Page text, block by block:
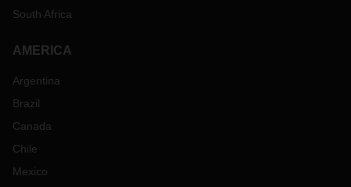
South Africa
AMERICA
Argentina
Brazil
Canada
Chile
Mexico